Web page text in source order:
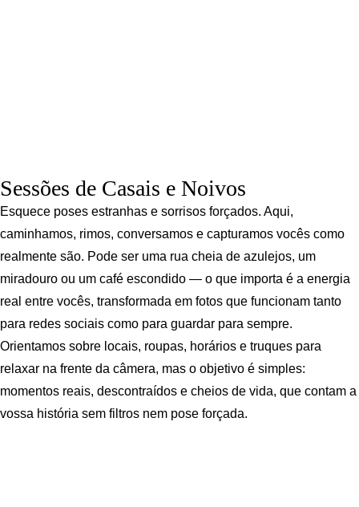
Sessões de Casais e Noivos
Esquece poses estranhas e sorrisos forçados. Aqui,
caminhamos, rimos, conversamos e capturamos vocês como
realmente são. Pode ser uma rua cheia de azulejos, um
miradouro ou um café escondido — o que importa é a energia
real entre vocês, transformada em fotos que funcionam tanto
para redes sociais como para guardar para sempre.
Orientamos sobre locais, roupas, horários e truques para
relaxar na frente da câmera, mas o objetivo é simples:
momentos reais, descontraídos e cheios de vida, que contam a
vossa história sem filtros nem pose forçada.